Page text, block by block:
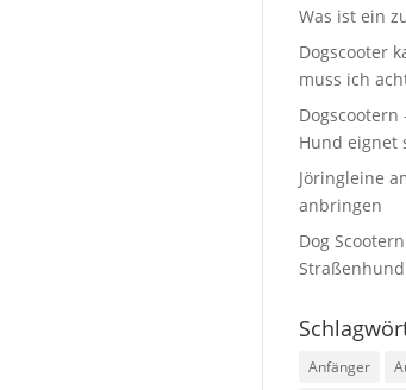
Was ist ein
Dogscooter
muss ich
Dogscootern
Hund eignet
Jöringleine
anbringen
Dog
Straßenhund
Anfänger